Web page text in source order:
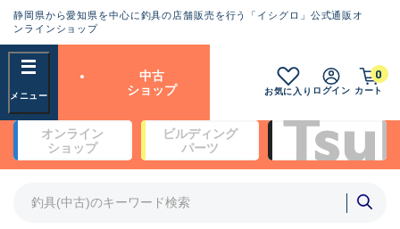
静岡県から愛知県を中心に釣具の店舗販売を行う「イシグロ」公式通販オ
ンラインショップ
中古
ショップ
お気に入り ログイン カート
0
オンライン
ショップ
ビルディング
パーツ
フリーワード
商品カテゴリ
竿・ルアーロッド(64397)
ランクとは？
良
SA
新古品（メーカー問屋から仕
入れた未使用品）
※店頭展示時の置き傷が付いている
ものも含む